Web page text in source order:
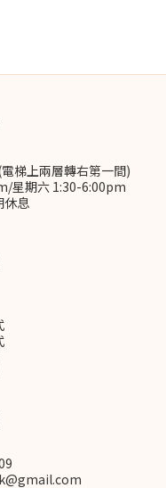
梯上兩層轉右第一間)
星期六 1:30-6:00pm
休息